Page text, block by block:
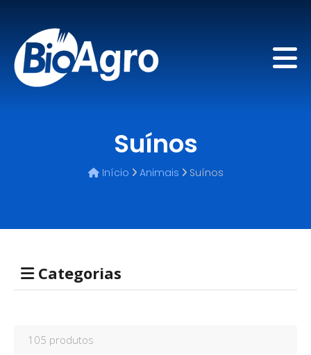
Suínos
Início Animais Suínos
Categorias
105 produtos